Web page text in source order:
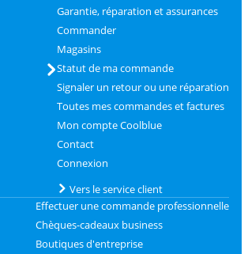
Garantie, réparation et assurances
Commander
Magasins
Statut de ma commande
Signaler un retour ou une réparation
Toutes mes commandes et factures
Mon compte Coolblue
Contact
Connexion
Vers le service client
Effectuer une commande professionnelle
Chèques-cadeaux business
Boutiques d'entreprise